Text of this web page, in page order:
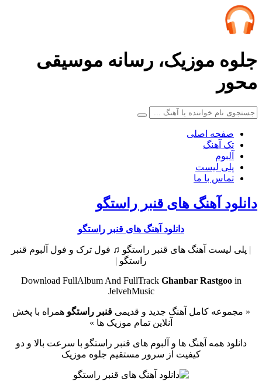
جلوه موزیک، رسانه موسیقی
محور
صفحه اصلی
تک آهنگ
آلبوم
پلی لیست
تماس با ما
دانلود آهنگ های قنبر راستگو
دانلود آهنگ های قنبر راستگو
| پلی لیست آهنگ های قنبر راستگو ♫ فول ترک و فول آلبوم قنبر
راستگو |
Download FullAlbum And FullTrackGhanbar Rastgooin
JelvehMusic
« مجموعه کامل آهنگ جدید و قدیمیقنبر راستگوهمراه با پخش
آنلاین تمام موزیک ها »
دانلود همه آهنگ ها و آلبوم های قنبر راستگو با سرعت بالا و دو
کیفیت از سرور مستقیم جلوه موزیک